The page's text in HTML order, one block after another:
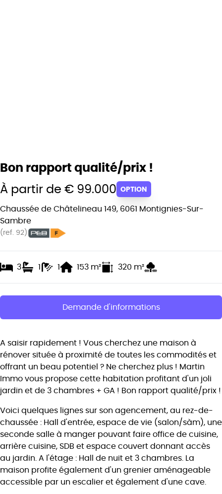
Bon rapport qualité/prix !
À partir de € 99.000 OPTION
Chaussée de Châtelineau 149, 6061 Montignies-Sur-
Sambre
(ref. 92)
3 1 1 153 m² 320 m²
Demande d'informations
A saisir rapidement ! Vous cherchez une maison à
rénover située à proximité de toutes les commodités et
offrant un beau potentiel ? Ne cherchez plus ! Martin
Immo vous propose cette habitation profitant d'un joli
jardin et de 3 chambres + GA ! Bon rapport qualité/prix !
Voici quelques lignes sur son agencement, au rez-de-
chaussée : Hall d'entrée, espace de vie (salon/sàm), une
seconde salle à manger pouvant faire office de cuisine,
arrière cuisine, SDB et espace couvert donnant accès
au jardin. A l'étage : Hall de nuit et 3 chambres. La
maison profite également d'un grenier aménageable
accessible par un escalier et également d'une cave.